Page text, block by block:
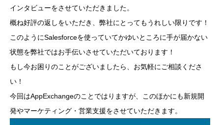
インタビューをさせていただきました。
概ね好評の返しをいただき、弊社にとってもうれしい限りです！
このようにSalesforceを使っていてかゆいところに手が届かない
状態を弊社ではお手伝いさせていただいております！
もし今お困りのことがございましたら、お気軽にご相談くださ
い！
今回はAppExchangeのことではりますが、このほかにも新規開
発やマーケティング・営業支援をさせていただきます。